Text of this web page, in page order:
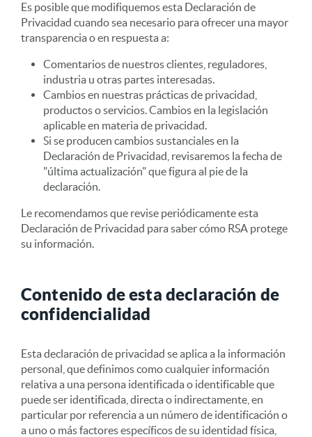
Es posible que modifiquemos esta Declaración de
Privacidad cuando sea necesario para ofrecer una mayor
transparencia o en respuesta a:
Comentarios de nuestros clientes, reguladores,
industria u otras partes interesadas.
Cambios en nuestras prácticas de privacidad,
productos o servicios. Cambios en la legislación
aplicable en materia de privacidad.
Si se producen cambios sustanciales en la
Declaración de Privacidad, revisaremos la fecha de
"última actualización" que figura al pie de la
declaración.
Le recomendamos que revise periódicamente esta
Declaración de Privacidad para saber cómo RSA protege
su información.
Contenido de esta declaración de
confidencialidad
Esta declaración de privacidad se aplica a la información
personal, que definimos como cualquier información
relativa a una persona identificada o identificable que
puede ser identificada, directa o indirectamente, en
particular por referencia a un número de identificación o
a uno o más factores específicos de su identidad física,